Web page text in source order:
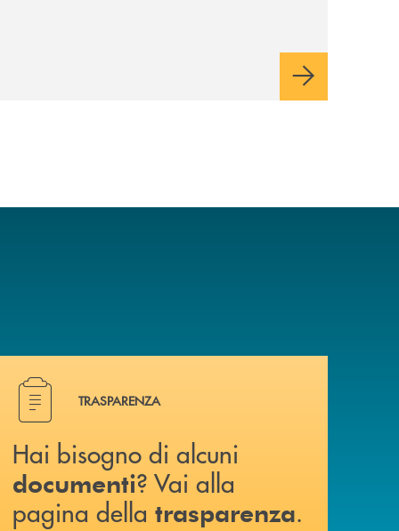
Hai bisogno di alcuni documenti ? Vai alla pagina della
TRASPARENZA
Hai bisogno di alcuni
documenti? Vai alla
pagina della trasparenza.